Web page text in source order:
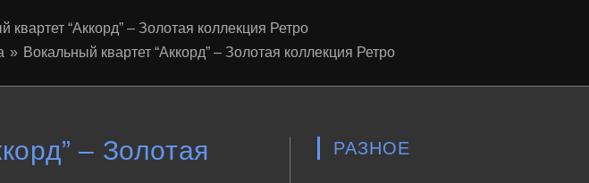
квартет “Аккорд” – Золотая коллекция Ретро
» Вокальный квартет “Аккорд” – Золотая коллекция Ретро
– Золотая
РАЗНОЕ